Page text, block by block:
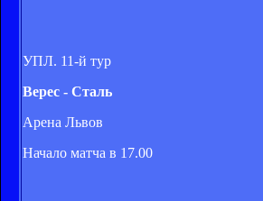
УПЛ. 11-й тур
Верес - Сталь
Арена Львов
Начало матча в 17.00